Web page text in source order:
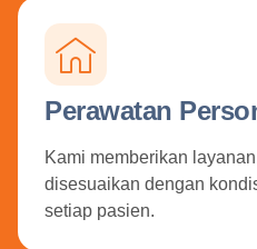
Perawatan
Kami memberikan
disesuaikan dengan
setiap pasien.